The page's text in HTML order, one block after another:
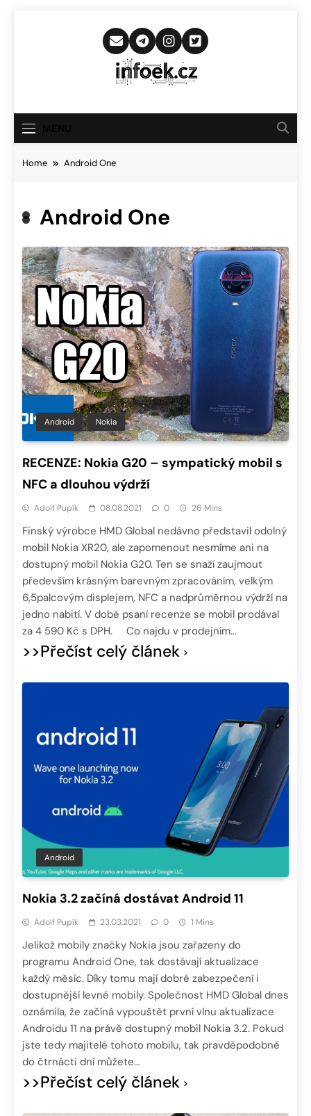
Infoek.cz
Novinkám
Home Android One
Android One
Android Nokia
RECENZE: Nokia G20 – sympatický mobil s
NFC a dlouhou výdrží
Adolf Pupík 08.08.2021 0 26 Mins
Finský výrobce HMD Global nedávno představil odolný
mobil Nokia XR20, ale zapomenout nesmíme ani na
dostupný mobil Nokia G20. Ten se snaží zaujmout
především krásným barevným zpracováním, velkým
6,5palcovým displejem, NFC a nadprůměrnou výdrží na
jedno nabití. V době psaní recenze se mobil prodával
za 4 590 Kč s DPH. Co najdu v prodejním…
>>Přečíst celý článek
Android
Nokia 3.2 začíná dostávat Android 11
Adolf Pupík 23.03.2021 0 1 Mins
Jelikož mobily značky Nokia jsou zařazeny do
programu Android One, tak dostávají aktualizace
každý měsíc. Díky tomu mají dobré zabezpečení i
dostupnější levné mobily. Společnost HMD Global dnes
oznámila, že začíná vypouštět první vlnu aktualizace
Androidu 11 na právě dostupný mobil Nokia 3.2. Pokud
jste tedy majitelé tohoto mobilu, tak pravděpodobně
do čtrnácti dní můžete…
>>Přečíst celý článek